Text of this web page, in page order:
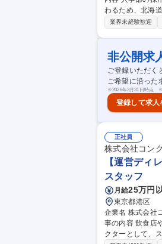
わるため、北海
【新卒】採用計
わせ、面談・面
どにも携わっていただ
新卒・中途採用
業界未経験歓迎
非公開求
ご登録いただく
ご希望に沿った
※2026年3月31日時点
登録して求人
正社員
株式会社コン
【運営ディ
スタッフ
月給25万円
東京都港区
企業名 株式会社コングレ 求人名 【運営ディレクター】（東京シティビュ
事の内容 飲食店
クターとして、ス